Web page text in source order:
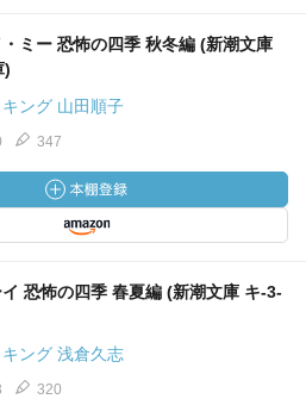
ミー 恐怖の四季 秋冬編 (新潮文庫
)
ング 山田順子
347
恐怖の四季 春夏編 (新潮文庫 キ-3-
ング 浅倉久志
320